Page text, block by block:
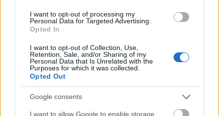
I want to opt-out of processing my
Personal Data for Targeted Advertising.
Opted In
I want to opt-out of Collection, Use,
Retention, Sale, and/or Sharing of my
Personal Data that Is Unrelated with the
Purposes for which it was collected.
Opted Out
Google consents
I want to allow Google to enable storage
άθλιος λαϊκιστής!», «Να ρωτήσουμε τον κόσμο ποιος είναι
άθλιος;» (vid)
ΕΠΕΙΣΟΔΙΑ